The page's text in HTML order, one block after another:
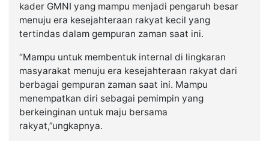
kader GMNI yang mampu menjadi pengaruh besar
menuju era kesejahteraan rakyat kecil yang
tertindas dalam gempuran zaman saat ini.
“Mampu untuk membentuk internal di lingkaran
masyarakat menuju era kesejahteraan rakyat dari
berbagai gempuran zaman saat ini. Mampu
menempatkan diri sebagai pemimpin yang
berkeinginan untuk maju bersama
rakyat,”ungkapnya.